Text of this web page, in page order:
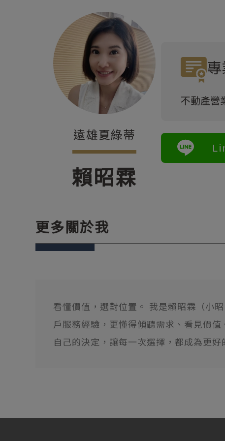
遠雄夏綠蒂
賴昭霖
不動產營
更多關於我
看懂價值，選對位置。 我是賴昭霖（小
戶服務經驗，更懂得傾聽需求、看見價
自己的決定，讓每一次選擇，都成為更好